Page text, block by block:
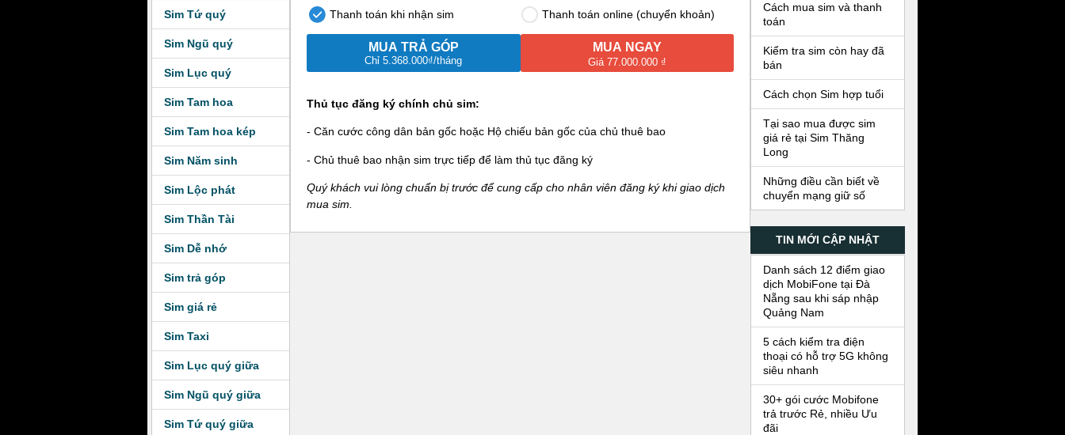
Sim Tứ quý
Sim Ngũ quý
Sim Lục quý
Sim Tam hoa
Sim Tam hoa kép
Sim Năm sinh
Sim Lộc phát
Sim Thần Tài
Sim Dễ nhớ
Sim trả góp
Sim giá rẻ
Sim Taxi
Sim Lục quý giữa
Sim Ngũ quý giữa
Sim Tứ quý giữa
Thanh toán khi nhận sim Thanh toán online (chuyển khoản)
MUA TRẢ GÓP
Chỉ5.368.000₫/tháng
MUA NGAY
Giá 77.000.000 ₫
Thủ tục đăng ký chính chủ sim:
- Căn cước công dân bản gốc hoặc Hộ chiếu bản gốc của chủ thuê bao
- Chủ thuê bao nhận sim trực tiếp để làm thủ tục đăng ký
Quý khách vui lòng chuẩn bị trước để cung cấp cho nhân viên đăng ký khi giao dịch
mua sim.
Cách mua sim và thanh
toán
Kiểm tra sim còn hay đã
bán
Cách chọn Sim hợp tuổi
Tại sao mua được sim
giá rẻ tại Sim Thăng
Long
Những điều cần biết về
chuyển mạng giữ số
TIN MỚI CẬP NHẬT
Danh sách 12 điểm giao
dịch MobiFone tại Đà
Nẵng sau khi sáp nhập
Quảng Nam
5 cách kiểm tra điện
thoại có hỗ trợ 5G không
siêu nhanh
30+ gói cước Mobifone
trả trước Rẻ, nhiều Ưu
đãi